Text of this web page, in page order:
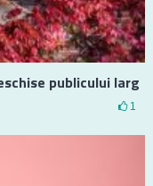
publicului larg
1